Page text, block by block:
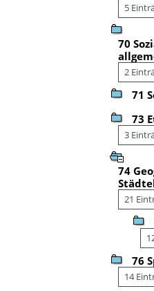
5
70
2
71
73
3
74
21
76
14